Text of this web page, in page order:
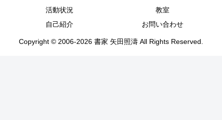
活動状況
教室
自己紹介
お問い合わせ
Copyright © 2006-2026 書家 矢田照濤 All Rights Reserved.